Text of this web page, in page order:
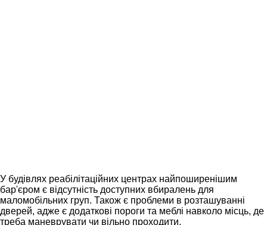
У будівлях реабілітаційних центрах найпоширенішим
бар'єром є відсутність доступних вбиралень для
маломобільних груп. Також є проблеми в розташуванні
дверей, адже є додаткові пороги та меблі навколо місць, де
треба маневрувати чи вільно проходити.